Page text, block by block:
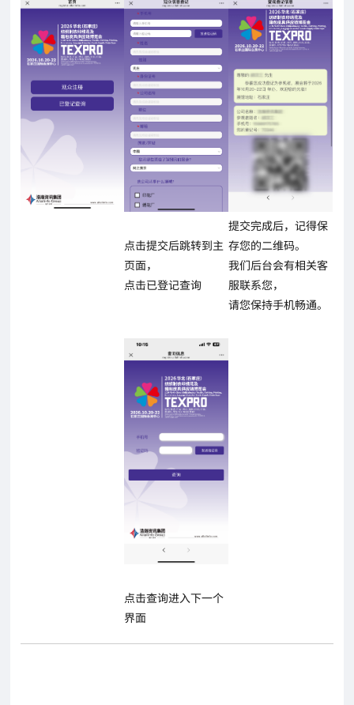
点击提交后跳转到主
页面，
点击已登记查询
点击查询进入下一个
界面
提交完成后，记得保
存您的二维码。
我们后台会有相关客
服联系您，
请您保持手机畅通。